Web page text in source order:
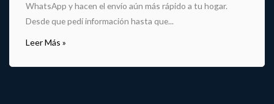
WhatsApp y hacen el envío aún más rápido a tu hogar.
Desde que pedí información hasta que...
Leer Más »